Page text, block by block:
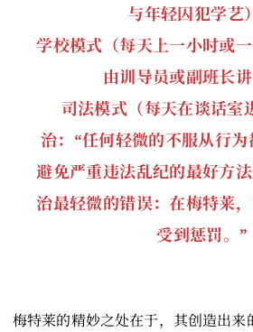
与年轻囚犯学艺
学校模式（每天上一小时或一
由训导员或副班长讲
司法模式（每天在谈话室
治：“任何轻微的不服从行为
避免严重违法乱纪的最好方
治最轻微的错误：在梅特莱
受到惩罚。”
梅特莱的精妙之处在于，其创造出来